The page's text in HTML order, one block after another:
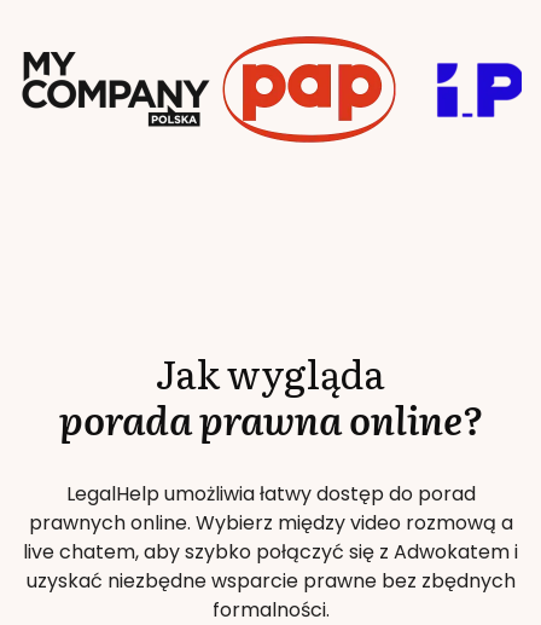
Jak wygląda
porada prawna online?
LegalHelp umożliwia łatwy dostęp do porad
prawnych online. Wybierz między video rozmową a
live chatem, aby szybko połączyć się z Adwokatem i
uzyskać niezbędne wsparcie prawne bez zbędnych
formalności.